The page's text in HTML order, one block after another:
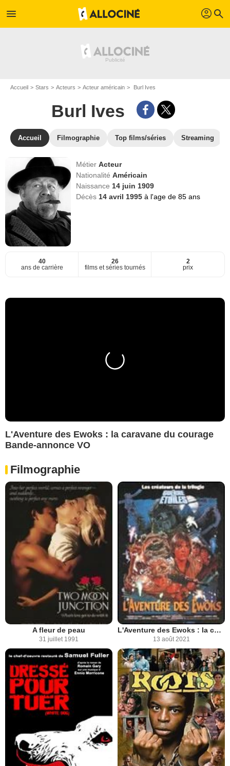
menu profil search
Accueil Stars Acteurs Acteur américain Burl Ives
Burl Ives
Accueil Filmographie Top films/séries Streaming
MétierActeur
NationalitéAméricain
Naissance 14 juin 1909
Décès 14 avril 1995à l'age de 85 ans
40
ans de carrière
26
films et séries tournés
2
prix
L'Aventure des Ewoks : la caravane du courage
Bande-annonce VO
Filmographie
A fleur de peau
31 juillet 1991
L'Aventure des Ewoks : la caravane du courage
13 août 2021